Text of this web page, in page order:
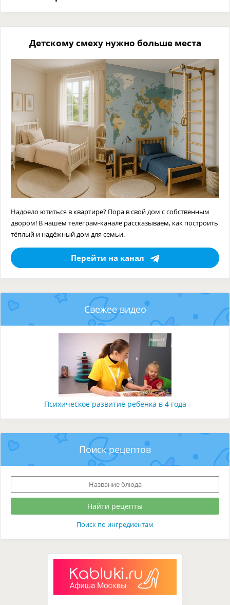
Детскому смеху нужно больше места
Надоело ютиться в квартире? Пора в свой дом с собственным
двором! В нашем телеграм-канале рассказываем, как построить
тёплый и надёжный дом для семьи.
Перейти на канал
Свежее видео
Психическое развитие ребенка в 4 года
Поиск рецептов
Поиск по ингредиентам